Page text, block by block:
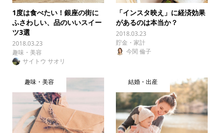
1度は食べたい！銀座の街に
ふさわしい、品のいいスイー
ツ3選
2018.03.23
趣味・美容
サイトウ サオリ
「インスタ映え」に経済効果
があるのは本当か？
2018.03.23
貯金・家計
今関 倫子
趣味・美容 結婚・出産